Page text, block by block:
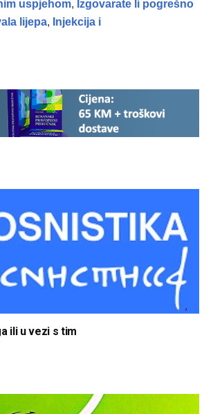
uspjehom, Izgovarate li pogrešno
lijepa, Injekcija i
ili u vezi s tim